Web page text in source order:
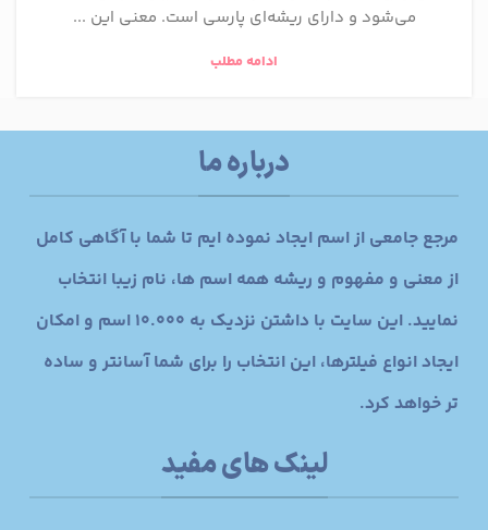
می‌شود و دارای ریشه‌ای پارسی است. معنی این ...
ادامه مطلب
درباره ما
مرجع جامعی از اسم ایجاد نموده ایم تا شما با آگاهی کامل
از معنی و مفهوم و ریشه همه اسم ها، نام زیبا انتخاب
نمایید. این سایت با داشتن نزدیک به 10.000 اسم و امکان
ایجاد انواع فیلترها، این انتخاب را برای شما آسانتر و ساده
تر خواهد کرد.
لینک های مفید